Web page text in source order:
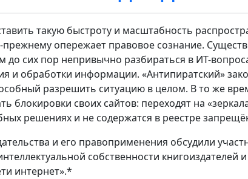
такую быстроту и масштабность
опережает правовое сознание.
до сих пор непривычно разбираться в ИТ-
и обработки информации. «Антипиратский»
разрешить ситуацию в целом. В то же
блокировки своих сайтов: переходят на
решениях и не содержатся в реестре
и его правоприменения обсудили
собственности книгоиздателей
интернет».*